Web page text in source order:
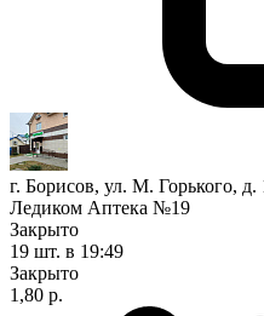
г. Борисов, ул. М. Горького, д.
Ледиком Аптека №19
Закрыто
19 шт. в 19:49
Закрыто
1,80 р.